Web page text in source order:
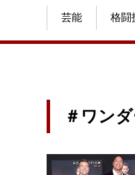
芸能 格闘
＃ワン